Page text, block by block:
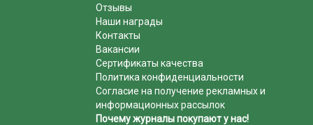
Отзывы
Наши награды
Контакты
Вакансии
Сертификаты качества
Политика конфиденциальности
Согласие на получение рекламных и
информационных рассылок
Почему журналы покупают у нас!